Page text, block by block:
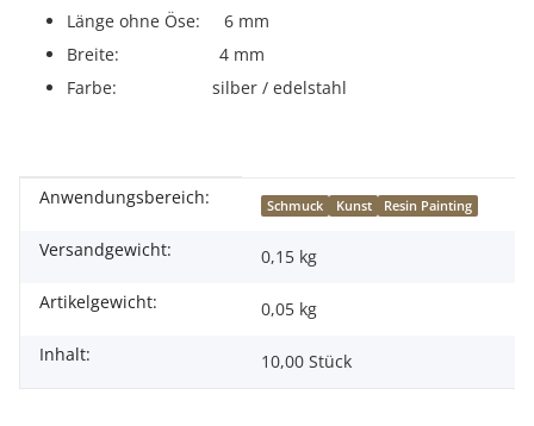
Länge ohne Öse: 6 mm
Breite: 4 mm
Farbe: silber / edelstahl
Produkteigenschaft
Wert
Anwendungsbereich: Schmuck Kunst Resin Painting
Versandgewicht:
0,15 kg
Artikelgewicht:
0,05 kg
Inhalt:
10,00 Stück